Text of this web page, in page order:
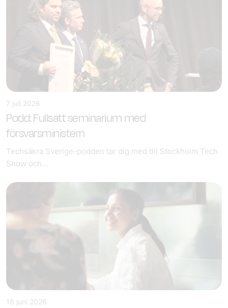
7 juli 2026
Podd: Fullsatt seminarium med
försvarsministern
Techsäkra Sverige-podden tar dig med till Stockholm Tech
Show och...
16 juni 2026